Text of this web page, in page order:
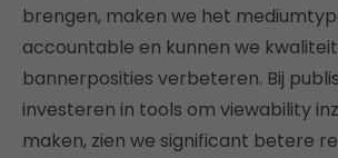
brengen, maken we het
accountable en kunnen we
bannerposities verbeteren. Bij
investeren in tools om viewability
maken, zien we significant betere